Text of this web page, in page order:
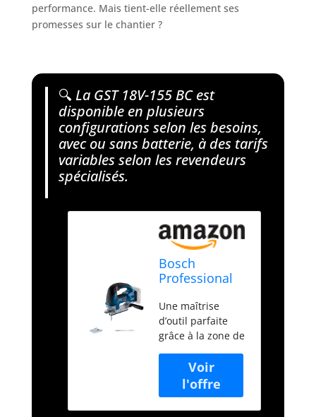
performance. Mais tient-elle réellement ses
promesses sur le chantier ?
🔍 La GST 18V-155 BC est
disponible en plusieurs
configurations selon les besoins,
avec ou sans batterie, à des tarifs
variables selon les revendeurs
spécialisés.
Bosch
Professional
scie sauteuse
sans-fil GST
18V-155 BC
(avec poignée
étrier, moteur
sans charbon)
Une maîtrise
d’outil parfaite
grâce à la zone de
sur le dessus et à
la gâchette de
variation de
vitesse Pour une